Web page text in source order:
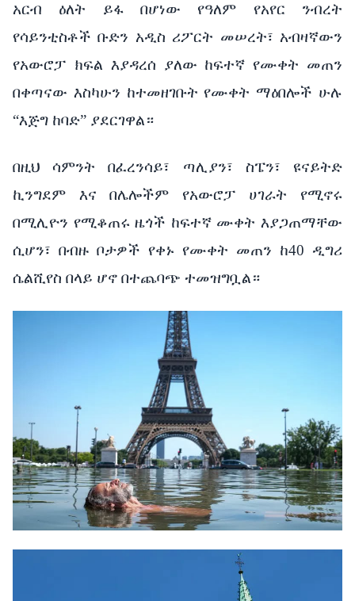
አርብ ዕለት ይፋ በሆነው የዓለም የአየር ንብረት
የሳይንቲስቶች ቡድን አዲስ ሪፖርት መሠረት፣ አብዛኛውን
የአውሮፓ ክፍል እያዳረሰ ያለው ከፍተኛ የሙቀት መጠን
በቀጣናው እስካሁን ከተመዘገቡት የሙቀት ማዕበሎች ሁሉ
“እጅግ ከባድ” ያደርገዋል።
በዚህ ሳምንት በፈረንሳይ፣ ጣሊያን፣ ስፔን፣ ዩናይትድ
ኪንግደም እና በሌሎችም የአውሮፓ ሀገራት የሚኖሩ
በሚሊዮን የሚቆጠሩ ዜጎች ከፍተኛ ሙቀት እያጋጠማቸው
ሲሆን፣ በብዙ ቦታዎች የቀኑ የሙቀት መጠን ከ40 ዲግሪ
ሴልሺየስ በላይ ሆኖ በተጨባጭ ተመዝግቧል።